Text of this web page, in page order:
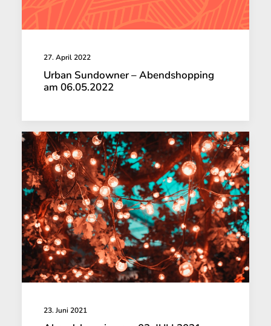
27. April 2022
Urban Sundowner – Abendshopping
am 06.05.2022
23. Juni 2021